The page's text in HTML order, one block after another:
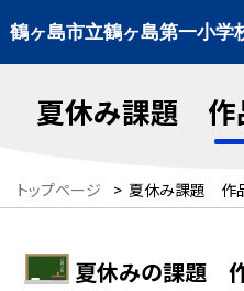
鶴ヶ島市立鶴ヶ島第一小学
夏休み課題 作
トップページ > 夏休み課題 作
夏休みの課題